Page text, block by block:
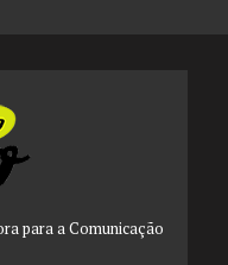
para a Comunicação